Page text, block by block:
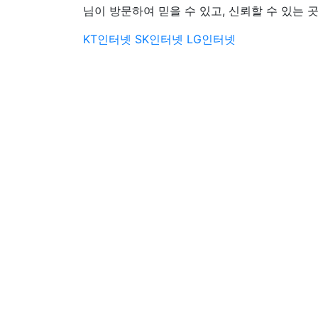
님이 방문하여 믿을 수 있고, 신뢰할 수 있는
KT인터넷 SK인터넷 LG인터넷